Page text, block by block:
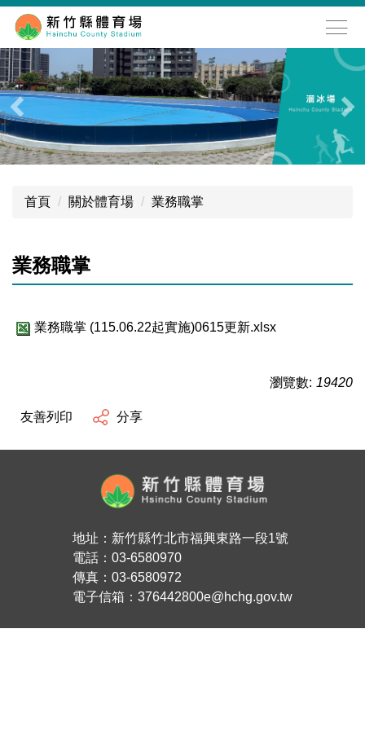
到
主
要
內
容
區
首頁 關於體育場 業務職掌
業務職掌
業務職掌 (115.06.22起實施)0615更新.xlsx
瀏覽數: 19420
友善列印 分享
地址：新竹縣竹北市福興東路一段1號
電話：03-6580970
傳真：03-6580972
電子信箱：376442800e@hchg.gov.tw